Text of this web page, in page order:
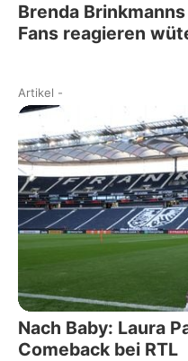
Brenda
Fans reagieren
Artikel -
Nach Baby: Laura
Comeback bei RTL